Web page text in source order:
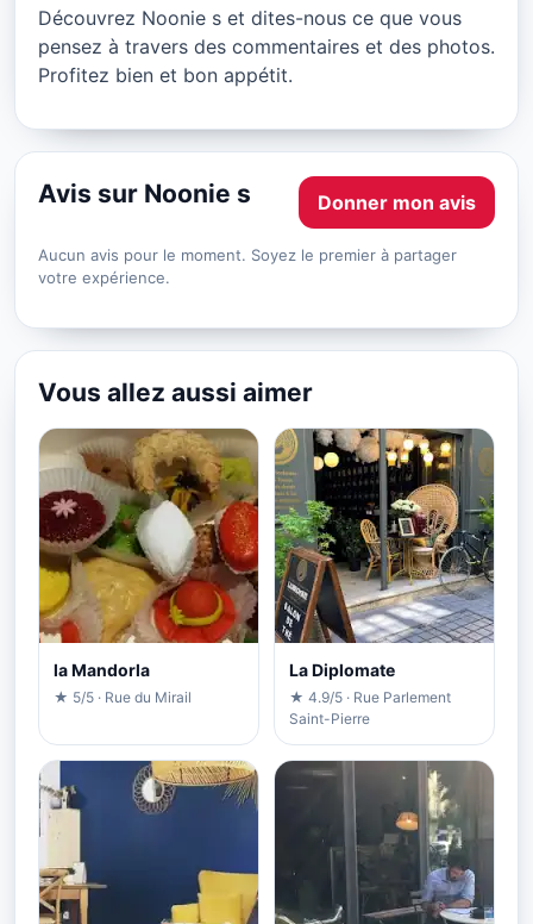
Découvrez Noonie s et dites-nous ce que vous
pensez à travers des commentaires et des photos.
Profitez bien et bon appétit.
Avis sur Noonie s Donner mon avis
Aucun avis pour le moment. Soyez le premier à partager
votre expérience.
Vous allez aussi aimer
la Mandorla
★ 5/5 · Rue du Mirail
La Diplomate
★ 4.9/5 · Rue Parlement
Saint-Pierre